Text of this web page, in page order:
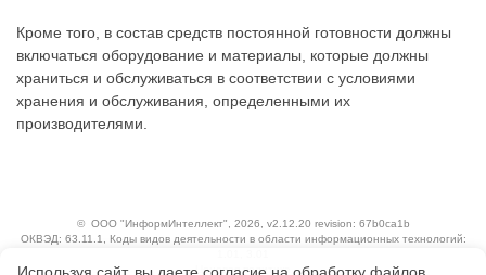
Кроме того, в состав средств постоянной готовности должны
включаться оборудование и материалы, которые должны
храниться и обслуживаться в соответствии с условиями
хранения и обслуживания, определенными их
производителями.
© ООО "ИнформИнтеллект", 2026, v2.12.20 revision: 67b0ca1b
ОКВЭД: 63.11.1, Коды видов деятельности в области информационных технологий:
Ценовая политика
Используя сайт, вы даете согласие на обработку файлов